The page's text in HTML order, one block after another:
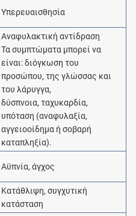
Υπερευαισθησία
Αναφυλακτική αντίδραση
Τα συμπτώματα μπορεί να
είναι: διόγκωση του
προσώπου, της γλώσσας και
του λάρυγγα,
δύσπνοια, ταχυκαρδία,
υπόταση (αναφυλαξία,
αγγειοοίδημα ή σοβαρή
καταπληξία).
Αϋπνία, άγχος
Κατάθλιψη, συγχυτική
κατάσταση